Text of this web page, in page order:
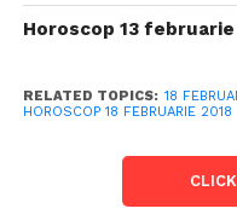
Horoscop 13 februarie
RELATED TOPICS: 18
HOROSCOP 18 FEBRUARIE 2018